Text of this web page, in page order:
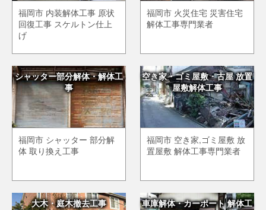
福岡市 内装解体工事 原状
回復工事 スケルトン仕上
げ
福岡市 火災住宅 災害住宅
解体工事専門業者
シャッター部分解体・解体工
事
福岡市 シャッター 部分解
体 取り換え工事
空き家・ゴミ屋敷・古屋 放置
屋敷解体工事
福岡市 空き家,ゴミ屋敷 放
置屋敷 解体工事専門業者
大木・庭木撤去工事
車庫解体・カーポート 解体工